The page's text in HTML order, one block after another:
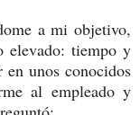
a mi objetivo,
elevado: tiempo y
unos conocidos
al empleado y